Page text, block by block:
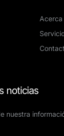
noticias
nuestra